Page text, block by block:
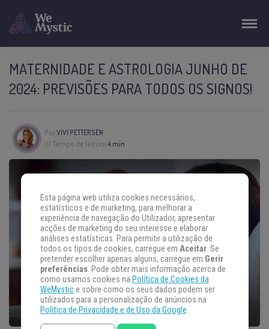
MATERNIDADE E ASTROLOGIA JUNHO DE
2024: PREVISÕES PARA TODOS OS SIGNOS!
PorVIVI PETTERSEN
Tempo de leitura:4 min
Esta página web utiliza cookies necessários,
estatísticos e de marketing, para melhorar a
experiência de navegação do Utilizador, apresentar
acções de marketing do seu interesse e elaborar
análises estatísticas. Para permitir a utilização de
todos os tipos de cookies, carregue em Aceitar. Se
pretender escolher apenas alguns, carregue em Gerir
preferências. Pode obter mais informação acerca de
como usamos cookies na Política de Cookies da
WeMystice sobre como os seus dados podem ser
utilizados para a personalização de anúncios na
Política de Privacidade e de Uso da Google.